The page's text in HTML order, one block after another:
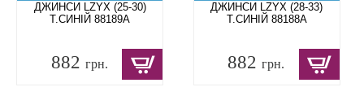
ДЖИНСИ LZYX (25-30)
Т.СИНІЙ 88189A
882 грн.
ДЖИНСИ LZYX (28-33)
Т.СИНІЙ 88188A
882грн.